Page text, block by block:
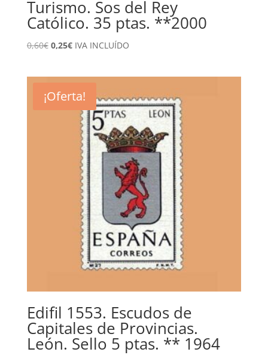
Turismo. Sos del Rey
Católico. 35 ptas. **2000
0,60€ El
0,60€.
0,25€El
0,25€.
IVA INCLUÍDO
¡Oferta!
Edifil 1553. Escudos de
Capitales de Provincias.
León. Sello 5 ptas. ** 1964